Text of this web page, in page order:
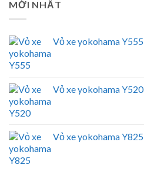
MỚI NHẤT
Vỏ xe yokohama Y555
Vỏ xe yokohama Y520
Vỏ xe yokohama Y825